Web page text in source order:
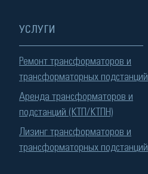
УСЛУГИ
Ремонт трансформаторов и
трансформаторных подстанций
Аренда трансформаторов и
подстанций (КТП/КТПН)
Лизинг трансформаторов и
трансформаторных подстанций